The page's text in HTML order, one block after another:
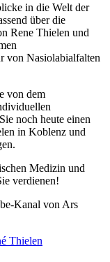
in die Welt der
über die
Rene Thielen und
von Nasiolabialfalten
von dem
noch heute einen
in Koblenz und
Medizin und
verdienen!
Kanal von Ars
Thielen